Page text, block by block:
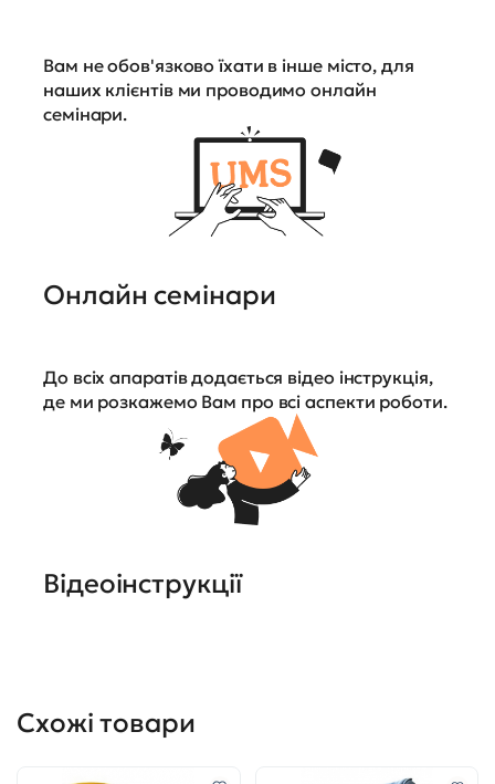
Вам не обов'язково їхати в інше місто, для
наших клієнтів ми проводимо онлайн
семінари.
Онлайн семінари
До всіх апаратів додається відео інструкція,
де ми розкажемо Вам про всі аспекти роботи.
Відеоінструкції
Схожі товари